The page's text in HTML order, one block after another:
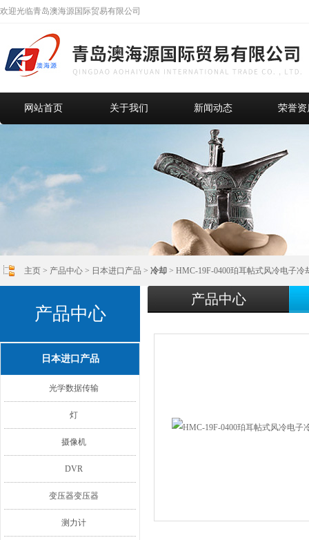
欢迎光临青岛澳海源国际贸易有限公司
网站首页 关于我们 新闻动态 荣誉资
主页 > 产品中心 > 日本进口产品 > 冷却 > HMC-19F-0400珀耳帖式风冷电子冷
产品中心
日本进口产品
光学数据传输
灯
摄像机
DVR
变压器变压器
测力计
产品中心